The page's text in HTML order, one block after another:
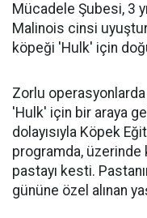
Mücadele Şubesi, 3
Malinois cinsi
köpeği 'Hulk' için
Zorlu
'Hulk' için bir araya
dolayısıyla Köpek
programda, üzerinde
pastayı kesti.
gününe özel alınan